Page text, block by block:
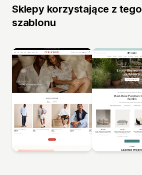
Sklepy korzystające z tego
szablonu